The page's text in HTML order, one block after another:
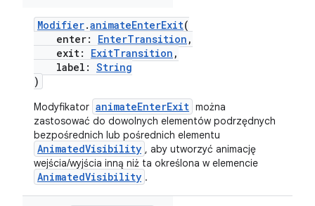
Modifier.animateEnterExit(
enter: EnterTransition ,
exit: ExitTransition ,
label: String
)
Modyfikator animateEnterExit można
zastosować do dowolnych elementów podrzędnych
bezpośrednich lub pośrednich elementu
AnimatedVisibility , aby utworzyć animację
wejścia/wyjścia inną niż ta określona w elemencie
AnimatedVisibility .